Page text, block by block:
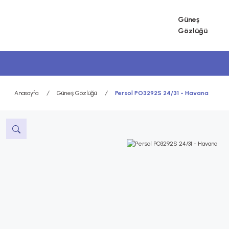
Güneş
Gözlüğü
Anasayfa Güneş Gözlüğü Persol PO3292S 24/31 - Havana